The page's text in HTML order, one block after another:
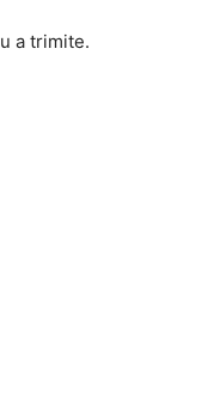
a trimite.